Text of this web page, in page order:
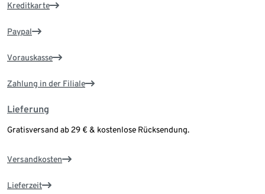
Kreditkarte
Paypal
Vorauskasse
Zahlung in der Filiale
Lieferung
Gratisversand ab 29 € & kostenlose Rücksendung.
Versandkosten
Lieferzeit